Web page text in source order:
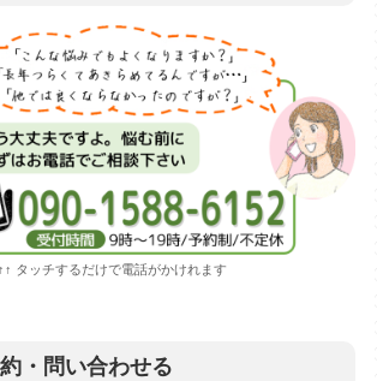
タッチするだけで電話がかけれます
・問い合わせる